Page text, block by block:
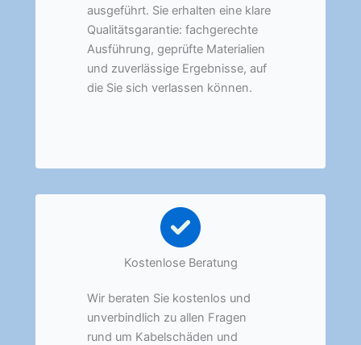
ausgeführt. Sie erhalten eine klare
Qualitätsgarantie: fachgerechte
Ausführung, geprüfte Materialien
und zuverlässige Ergebnisse, auf
die Sie sich verlassen können.
Kostenlose Beratung
Wir beraten Sie kostenlos und
unverbindlich zu allen Fragen
rund um Kabelschäden und